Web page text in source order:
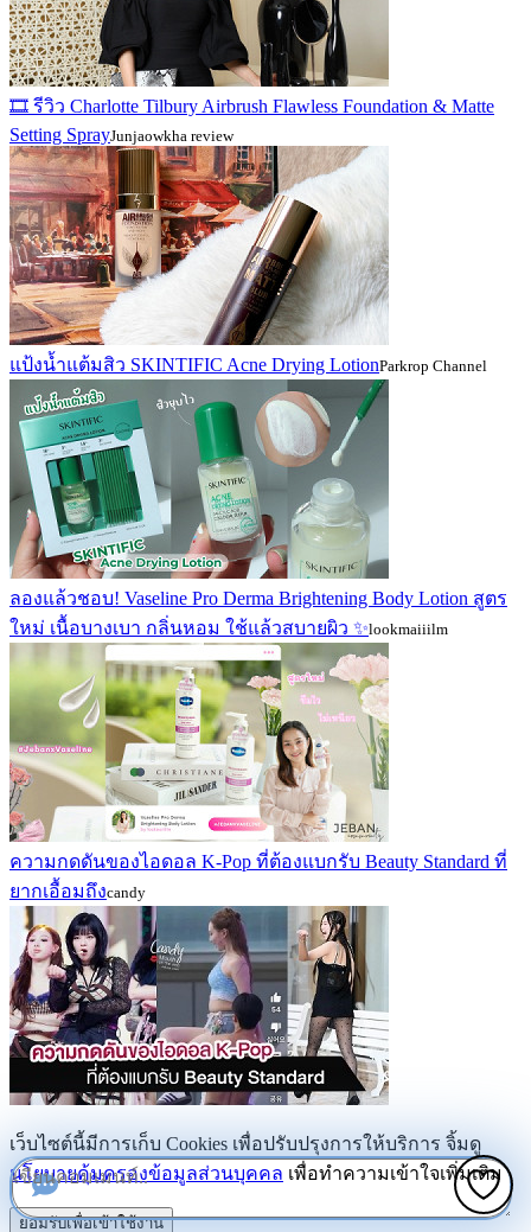
🎞️ รีวิว Charlotte Tilbury Airbrush Flawless Foundation & Matte
Setting SprayJunjaowkha review
แป้งน้ำแต้มสิว SKINTIFIC Acne Drying LotionParkrop Channel
ลองแล้วชอบ! Vaseline Pro Derma Brightening Body Lotion สูตร
ใหม่ เนื้อบางเบา กลิ่นหอม ใช้แล้วสบายผิว ✨lookmaiiilm
ความกดดันของไอดอล K-Pop ที่ต้องแบกรับ Beauty Standard ที่
ยากเอื้อมถึงcandy
เว็บไซต์นี้มีการเก็บ Cookies เพื่อปรับปรุงการให้บริการ จิ้มดู
นโยบายคุ้มครองข้อมูลส่วนบุคคล เพื่อทำความเข้าใจเพิ่มเติม
ยอมรับเพื่อเข้าใช้งาน